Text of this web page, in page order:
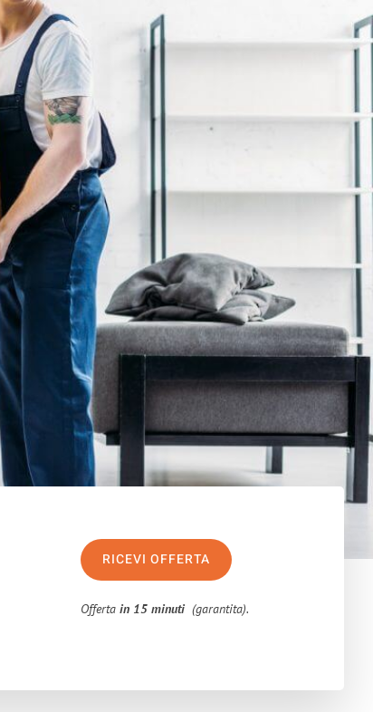
RICEVI OFFERTA
Offertain 15 minuti (garantita).